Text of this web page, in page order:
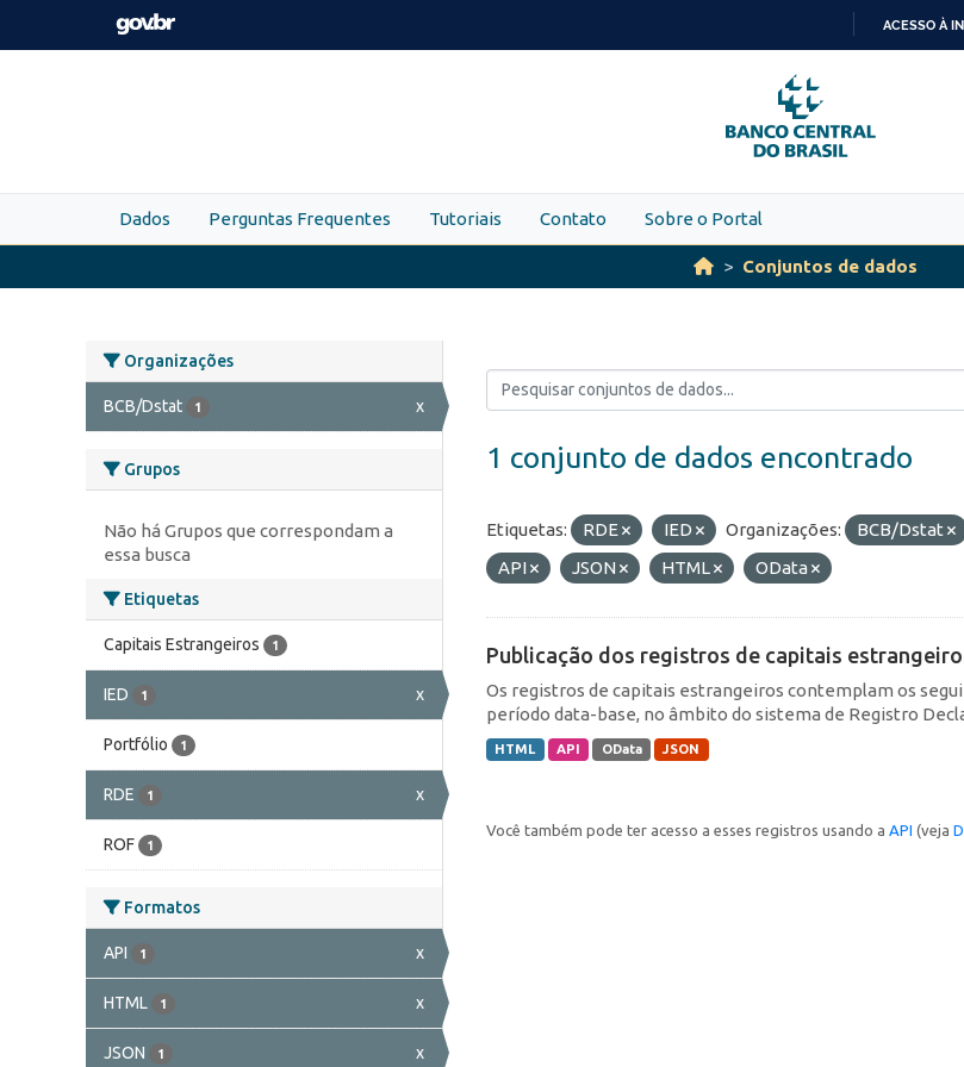
Skip to main content
PARA
O
CONTEÚDO
ACESSO À
Dados Perguntas Frequentes Tutoriais Contato Sobre o Portal
Conjuntos de dados
Organizações
BCB/Dstat 1 x
Grupos
Não há Grupos que correspondam a
essa busca
Etiquetas
Capitais Estrangeiros 1
IED 1 x
Portfólio 1
RDE 1 x
ROF 1
Formatos
API 1 x
HTML 1 x
JSON 1 x
1 conjunto de dados encontrado
Etiquetas: RDE IED Organizações: BCB/Dstat
API
JSON HTML OData
Publicação dos registros de capitais
Os registros de capitais estrangeiros contemplam os
período data-base, no âmbito do sistema de Registro
HTML API OData JSON
Você também pode ter acesso a esses registros usando a API (veja